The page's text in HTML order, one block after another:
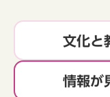
文化と
情報が